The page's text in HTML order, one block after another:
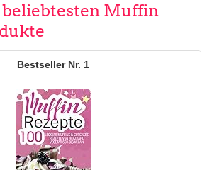
beliebtesten Muffin
1